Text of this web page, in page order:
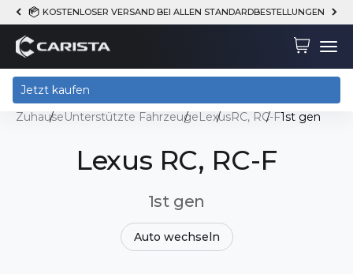
Zum Inhalt springen
KOSTENLOSER VERSAND BEI ALLEN STANDARDBESTELLUNGEN
Menü
Carista Warenkorb
Jetzt kaufen
ZuhauseUnterstützte FahrzeugeLexusRC, RC-F1st gen
Lexus RC, RC-F
1st gen
Auto wechseln